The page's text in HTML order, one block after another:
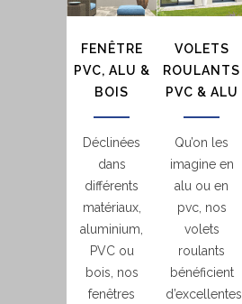
FENÊTRE
PVC, ALU &
BOIS
Déclinées
dans
différents
matériaux,
aluminium,
PVC ou
bois, nos
fenêtres
VOLETS
ROULANTS
PVC & ALU
Qu’on les
imagine en
alu ou en
pvc, nos
volets
roulants
bénéficient
d’excellentes